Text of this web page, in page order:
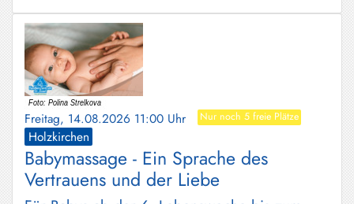
Freitag, 14.08.2026 11:00 Uhr Nur noch 5 freie Plätze
Holzkirchen
Babymassage - Ein Sprache des
Vertrauens und der Liebe